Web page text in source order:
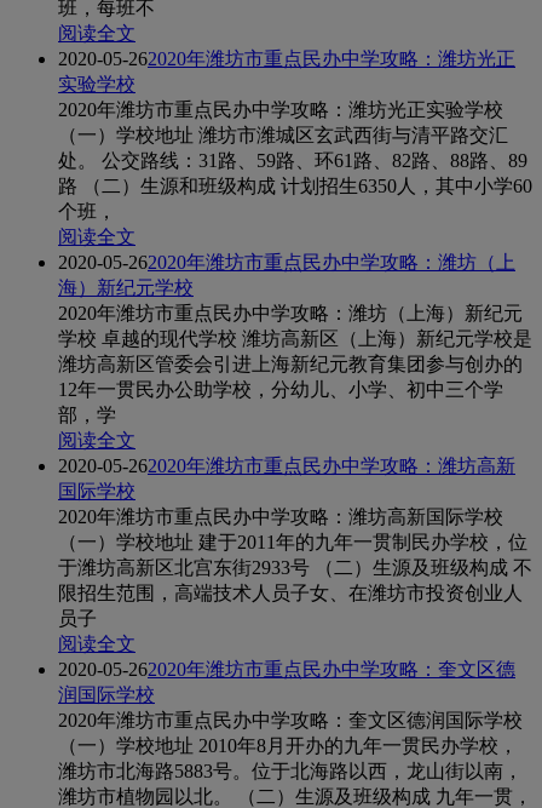
班，每班不
阅读全文
2020-05-262020年潍坊市重点民办中学攻略：潍坊光正
实验学校
2020年潍坊市重点民办中学攻略：潍坊光正实验学校
（一）学校地址 潍坊市潍城区玄武西街与清平路交汇
处。 公交路线：31路、59路、环61路、82路、88路、89
路 （二）生源和班级构成 计划招生6350人，其中小学60
个班，
阅读全文
2020-05-262020年潍坊市重点民办中学攻略：潍坊（上
海）新纪元学校
2020年潍坊市重点民办中学攻略：潍坊（上海）新纪元
学校 卓越的现代学校 潍坊高新区（上海）新纪元学校是
潍坊高新区管委会引进上海新纪元教育集团参与创办的
12年一贯民办公助学校，分幼儿、小学、初中三个学
部，学
阅读全文
2020-05-262020年潍坊市重点民办中学攻略：潍坊高新
国际学校
2020年潍坊市重点民办中学攻略：潍坊高新国际学校
（一）学校地址 建于2011年的九年一贯制民办学校，位
于潍坊高新区北宫东街2933号 （二）生源及班级构成 不
限招生范围，高端技术人员子女、在潍坊市投资创业人
员子
阅读全文
2020-05-262020年潍坊市重点民办中学攻略：奎文区德
润国际学校
2020年潍坊市重点民办中学攻略：奎文区德润国际学校
（一）学校地址 2010年8月开办的九年一贯民办学校，
潍坊市北海路5883号。位于北海路以西，龙山街以南，
潍坊市植物园以北。 （二）生源及班级构成 九年一贯，